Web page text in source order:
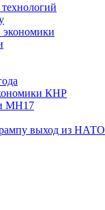
экономики
КНР
MH17
выход из НАТО